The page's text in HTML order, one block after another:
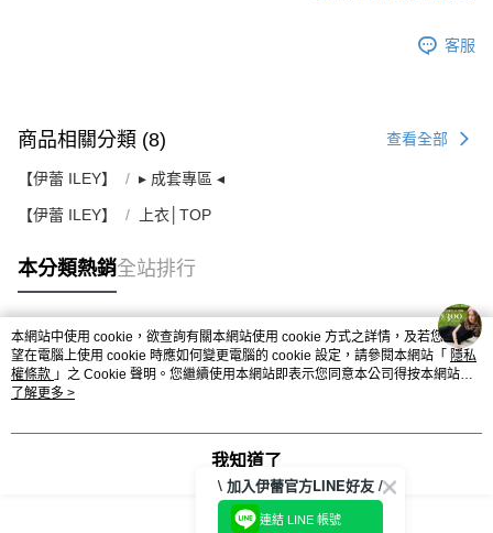
客服
商品相關分類 (8) 查看全部
【伊蕾 ILEY】 ▸ 成套專區 ◂
【伊蕾 ILEY】 上衣│TOP
本分類熱銷全站排行
熱門標籤
本網站中使用 cookie，欲查詢有關本網站使用 cookie 方式之詳情，及若您不希
望在電腦上使用 cookie 時應如何變更電腦的 cookie 設定，請參閱本網站「 隱私
權條款 」之 Cookie 聲明。您繼續使用本網站即表示您同意本公司得按本網站使
用條款之 Cookie 聲明使用 cookie。
了解更多 >
我知道了
\ 加入伊蕾官方LINE好友 /
連結 LINE 帳號